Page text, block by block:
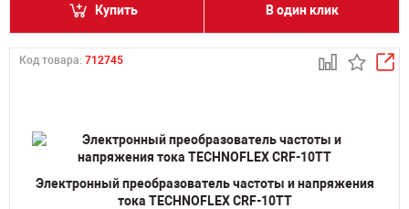
Купить В один клик
Код товара: 712745
Электронный преобразователь частоты и напряжения
тока TECHNOFLEX CRF-10TT